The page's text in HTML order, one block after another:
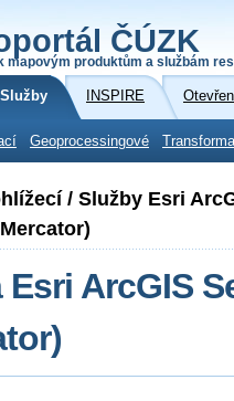
ČÚZK
mapovým produktům a službám
Služby INSPIRE
Geoprocessingové
/ Služby Esri
ArcGIS